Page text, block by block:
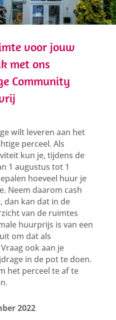
voor jouw
met ons
Community
wilt leveren aan het
perceel. Als
kun je, tijdens de
1 augustus tot 1
hoeveel huur je
Neem daarom cash
dan kan dat in de
van de ruimtes
huurprijs is van een
om dat als
ook aan je
in de pot te doen.
het perceel te af te
.
2022